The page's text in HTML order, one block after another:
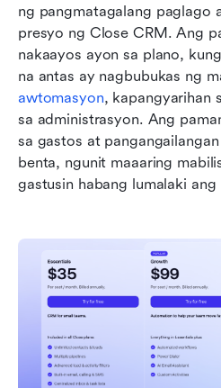
ng pangmatagalang paglago
presyo ng Close CRM. Ang
nakaayos ayon sa plano,
awtomasyon, kapangyarihan
sa administrasyon. Ang
sa gastos at
benta, ngunit maaaring
gastusin habang lumalaki ang